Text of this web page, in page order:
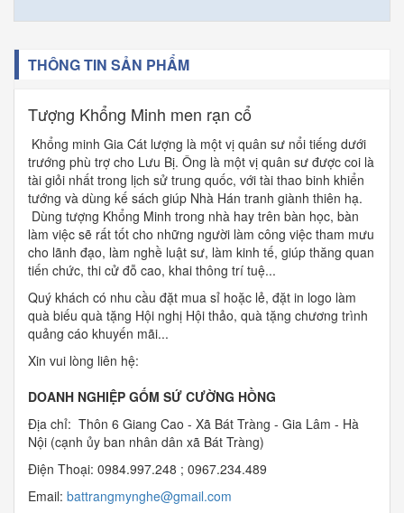
THÔNG TIN SẢN PHẨM
Tượng Khổng Minh men rạn cổ
Khổng minh Gia Cát lượng là một vị quân sư nổi tiếng dưới
trướng phù trợ cho Lưu Bị. Ông là một vị quân sư được coi là
tài giỏi nhất trong lịch sử trung quốc, với tài thao binh khiển
tướng và dùng kế sách giúp Nhà Hán tranh giành thiên hạ.
Dùng tượng Khổng Minh trong nhà hay trên bàn học, bàn
làm việc sẽ rất tốt cho những người làm công việc tham mưu
cho lãnh đạo, làm nghề luật sư, làm kinh tế, giúp thăng quan
tiến chức, thi cử đỗ cao, khai thông trí tuệ...
Quý khách có nhu cầu đặt mua sỉ hoặc lẻ, đặt in logo làm
quà biếu quà tặng Hội nghị Hội thảo, quà tặng chương trình
quảng cáo khuyến mãi...
Xin vui lòng liên hệ:
DOANH NGHIỆP GỐM SỨ CƯỜNG HỒNG
Địa chỉ: Thôn 6 Giang Cao - Xã Bát Tràng - Gia Lâm - Hà
Nội (cạnh ủy ban nhân dân xã Bát Tràng)
Điện Thoại: 0984.997.248 ; 0967.234.489
Email: battrangmynghe@gmail.com